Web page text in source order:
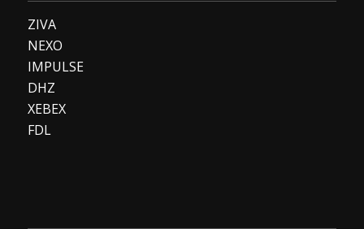
ZIVA
NEXO
IMPULSE
DHZ
XEBEX
FDL